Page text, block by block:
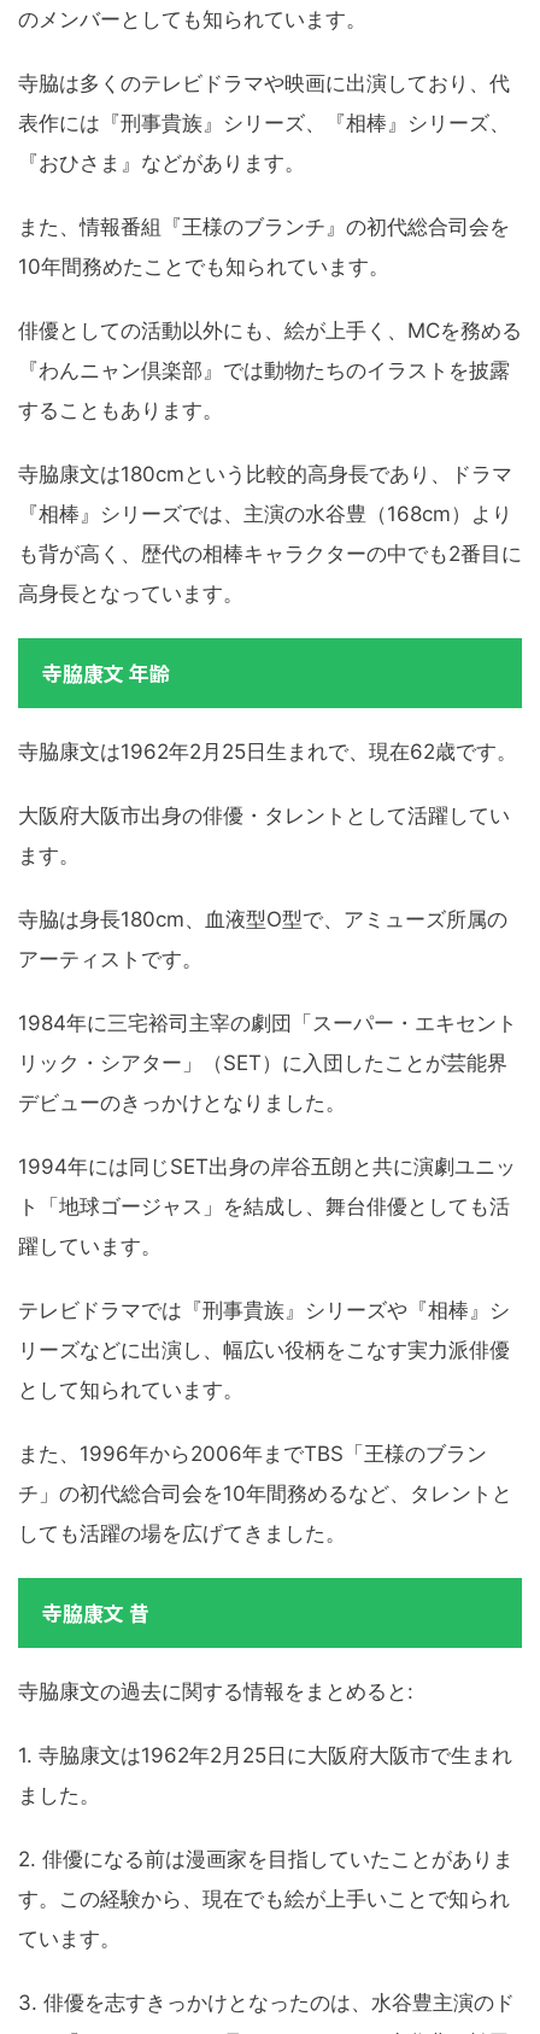
のメンバーとしても知られています。
寺脇は多くのテレビドラマや映画に出演しており、代
表作には『刑事貴族』シリーズ、『相棒』シリーズ、
『おひさま』などがあります。
また、情報番組『王様のブランチ』の初代総合司会を
10年間務めたことでも知られています。
俳優としての活動以外にも、絵が上手く、MCを務める
『わんニャン倶楽部』では動物たちのイラストを披露
することもあります。
寺脇康文は180cmという比較的高身長であり、ドラマ
『相棒』シリーズでは、主演の水谷豊（168cm）より
も背が高く、歴代の相棒キャラクターの中でも2番目に
高身長となっています。
寺脇康文 年齢
寺脇康文は1962年2月25日生まれで、現在62歳です。
大阪府大阪市出身の俳優・タレントとして活躍してい
ます。
寺脇は身長180cm、血液型O型で、アミューズ所属の
アーティストです。
1984年に三宅裕司主宰の劇団「スーパー・エキセント
リック・シアター」（SET）に入団したことが芸能界
デビューのきっかけとなりました。
1994年には同じSET出身の岸谷五朗と共に演劇ユニッ
ト「地球ゴージャス」を結成し、舞台俳優としても活
躍しています。
テレビドラマでは『刑事貴族』シリーズや『相棒』シ
リーズなどに出演し、幅広い役柄をこなす実力派俳優
として知られています。
また、1996年から2006年までTBS「王様のブラン
チ」の初代総合司会を10年間務めるなど、タレントと
しても活躍の場を広げてきました。
寺脇康文 昔
寺脇康文の過去に関する情報をまとめると:
1. 寺脇康文は1962年2月25日に大阪府大阪市で生まれ
ました。
2. 俳優になる前は漫画家を目指していたことがありま
す。この経験から、現在でも絵が上手いことで知られ
ています。
3. 俳優を志すきっかけとなったのは、水谷豊主演のド